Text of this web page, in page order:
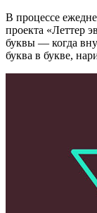
В процессе
проекта «Леттер
буквы — когда
буква в букве,